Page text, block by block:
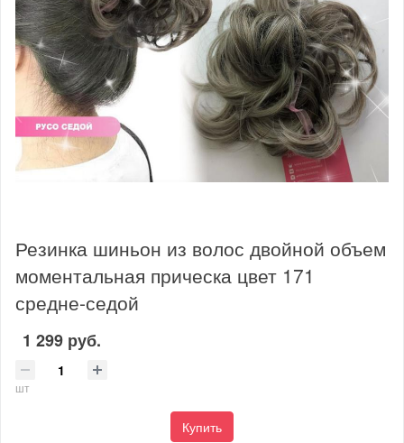
Резинка шиньон из волос двойной объем
моментальная прическа цвет 171
средне-седой
1 299 руб.
шт
Купить